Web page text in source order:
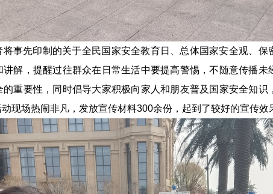
事先印制的关于全民国家安全教育日、总体国家安全观、
解，提醒过往群众在日常生活中要提高警惕，不随意传播
的重要性，同时倡导大家积极向家人和朋友普及国家安全知
现场热闹非凡，发放宣传材料300余份，起到了较好的宣传效